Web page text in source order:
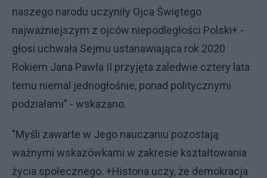
naszego narodu uczyniły Ojca Świętego
najważniejszym z ojców niepodległości Polski+ -
głosi uchwała Sejmu ustanawiająca rok 2020
Rokiem Jana Pawła II przyjęta zaledwie cztery lata
temu niemal jednogłośnie, ponad politycznymi
podziałami" - wskazano.
"Myśli zawarte w Jego nauczaniu pozostają
ważnymi wskazówkami w zakresie kształtowania
życia społecznego. +Historia uczy, że demokracja